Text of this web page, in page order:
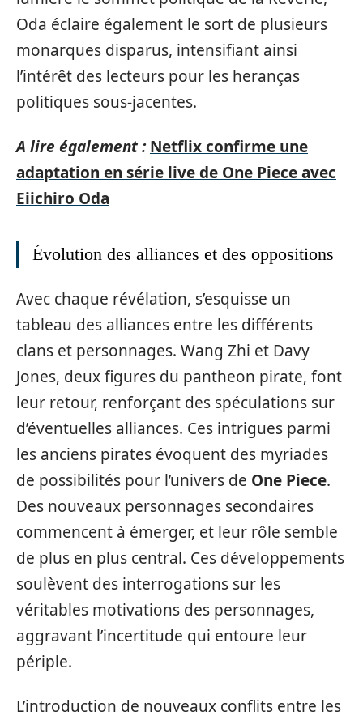
Oda éclaire également le sort de plusieurs
monarques disparus, intensifiant ainsi
l’intérêt des lecteurs pour les heranças
politiques sous-jacentes.
A lire également : Netflix confirme une
adaptation en série live de One Piece avec
Eiichiro Oda
Évolution des alliances et des oppositions
Avec chaque révélation, s’esquisse un
tableau des alliances entre les différents
clans et personnages. Wang Zhi et Davy
Jones, deux figures du pantheon pirate, font
leur retour, renforçant des spéculations sur
d’éventuelles alliances. Ces intrigues parmi
les anciens pirates évoquent des myriades
de possibilités pour l’univers de One Piece.
Des nouveaux personnages secondaires
commencent à émerger, et leur rôle semble
de plus en plus central. Ces développements
soulèvent des interrogations sur les
véritables motivations des personnages,
aggravant l’incertitude qui entoure leur
périple.
L’introduction de nouveaux conflits entre les